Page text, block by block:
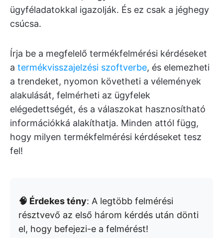
ügyféladatokkal igazolják. És ez csak a jéghegy
csúcsa.
Írja be a megfelelő termékfelmérési kérdéseket
a termékvisszajelzési szoftverbe, és elemezheti
a trendeket, nyomon követheti a vélemények
alakulását, felmérheti az ügyfelek
elégedettségét, és a válaszokat hasznosítható
információkká alakíthatja. Minden attól függ,
hogy milyen termékfelmérési kérdéseket tesz
fel!
🧠 Érdekes tény: A legtöbb felmérési
résztvevő az első három kérdés után dönti
el, hogy befejezi-e a felmérést!